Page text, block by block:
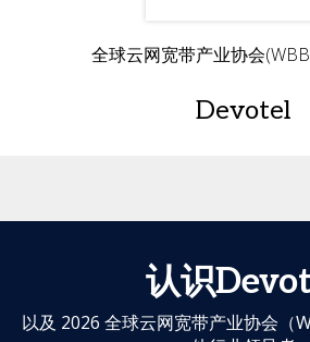
全球云网宽带产业协会
Devotel
认识
以及 2026 全球云网宽带产业协会（